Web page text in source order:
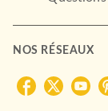
NOS RÉSEAUX